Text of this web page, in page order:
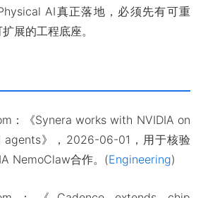
AI真正落地，必须先有可重
展的工程底座。
：《Synera works with NVIDIA on
agents》，2026-06-01，用于核验
NemoClaw合作。(Engineering)